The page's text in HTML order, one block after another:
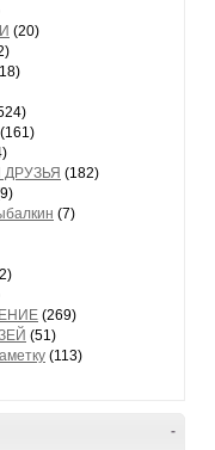
(20)
(161)
(182)
(7)
(269)
(51)
(113)
-